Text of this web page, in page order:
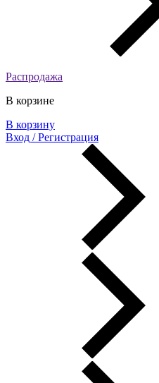
Распродажа
В корзине
В корзину
Вход / Регистрация